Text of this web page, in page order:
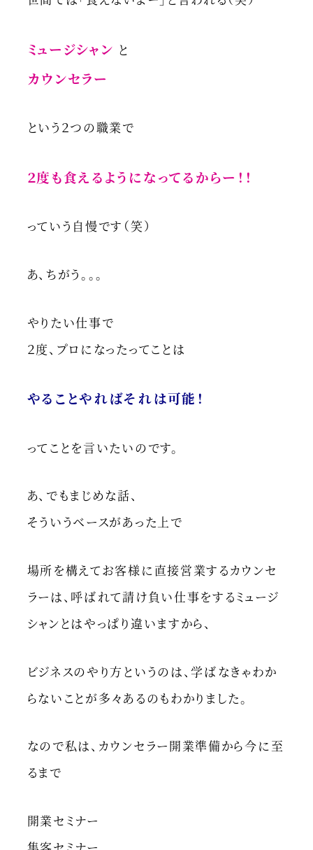
ミュージシャン と
カウンセラー
という２つの職業で
２度も食えるようになってるからー！！
っていう自慢です（笑）
あ、ちがう。。。
やりたい仕事で
２度、プロになったってことは
やることやればそれは可能！
ってことを言いたいのです。
あ、でもまじめな話、
そういうベースがあった上で
場所を構えてお客様に直接営業するカウンセ
ラーは、呼ばれて請け負い仕事をするミュージ
シャンとはやっぱり違いますから、
ビジネスのやり方というのは、学ばなきゃわか
らないことが多々あるのもわかりました。
なので私は、カウンセラー開業準備から今に至
るまで
開業セミナー